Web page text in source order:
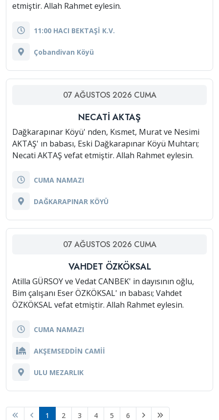
etmiştir. Allah Rahmet eylesin.
11:00 HACI BEKTAŞİ K.V.
Çobandivan Köyü
07 AĞUSTOS 2026 CUMA
NECATI AKTAŞ
Dağkarapınar Köyü' nden, Kısmet, Murat ve Nesimi
AKTAŞ' ın babası, Eski Dağkarapınar Köyü Muhtarı;
Necati AKTAŞ vefat etmiştir. Allah Rahmet eylesin.
CUMA NAMAZI
DAĞKARAPINAR KÖYÜ
07 AĞUSTOS 2026 CUMA
VAHDET ÖZKÖKSAL
Atilla GÜRSOY ve Vedat CANBEK' in dayısının oğlu,
Bim çalışanı Eser ÖZKÖKSAL' ın babası; Vahdet
ÖZKÖKSAL vefat etmiştir. Allah Rahmet eylesin.
CUMA NAMAZI
AKŞEMSEDDİN CAMİİ
ULU MEZARLIK
1 2 3 4 5 6